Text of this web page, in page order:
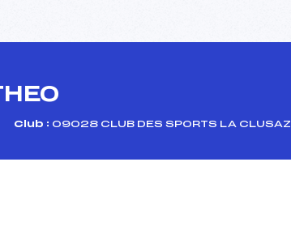
Club : 09028 CLUB DES SPORTS LA CLUSAZ